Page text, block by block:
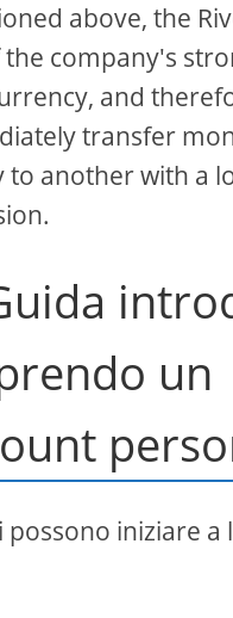
above, the
the company's
and
transfer
to another with a
un
possono iniziare a